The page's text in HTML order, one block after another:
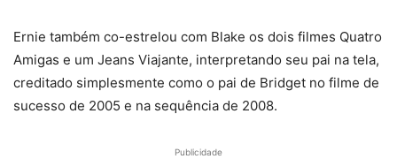
Ernie também co-estrelou com Blake os dois filmes Quatro
Amigas e um Jeans Viajante, interpretando seu pai na tela,
creditado simplesmente como o pai de Bridget no filme de
sucesso de 2005 e na sequência de 2008.
Publicidade